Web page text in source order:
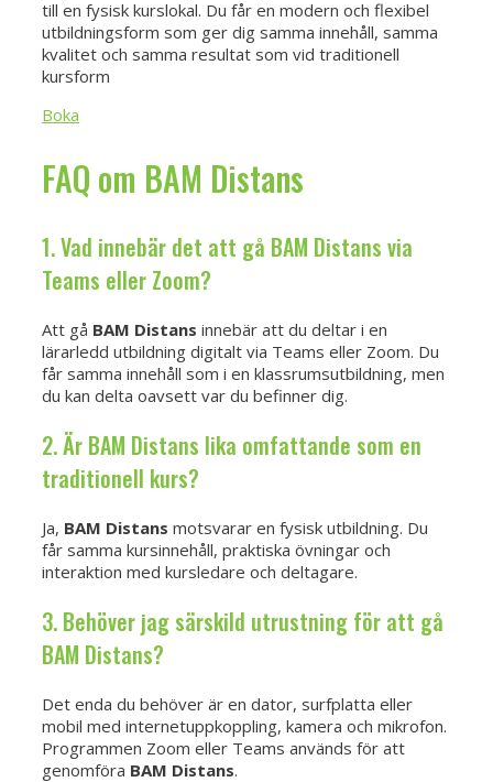
till en fysisk kurslokal. Du får en modern och flexibel
utbildningsform som ger dig samma innehåll, samma
kvalitet och samma resultat som vid traditionell
kursform
Boka
FAQ om BAM Distans
1. Vad innebär det att gå BAM Distans via
Teams eller Zoom?
Att gå BAM Distans innebär att du deltar i en
lärarledd utbildning digitalt via Teams eller Zoom. Du
får samma innehåll som i en klassrumsutbildning, men
du kan delta oavsett var du befinner dig.
2. Är BAM Distans lika omfattande som en
traditionell kurs?
Ja, BAM Distans motsvarar en fysisk utbildning. Du
får samma kursinnehåll, praktiska övningar och
interaktion med kursledare och deltagare.
3. Behöver jag särskild utrustning för att gå
BAM Distans?
Det enda du behöver är en dator, surfplatta eller
mobil med internetuppkoppling, kamera och mikrofon.
Programmen Zoom eller Teams används för att
genomföra BAM Distans.